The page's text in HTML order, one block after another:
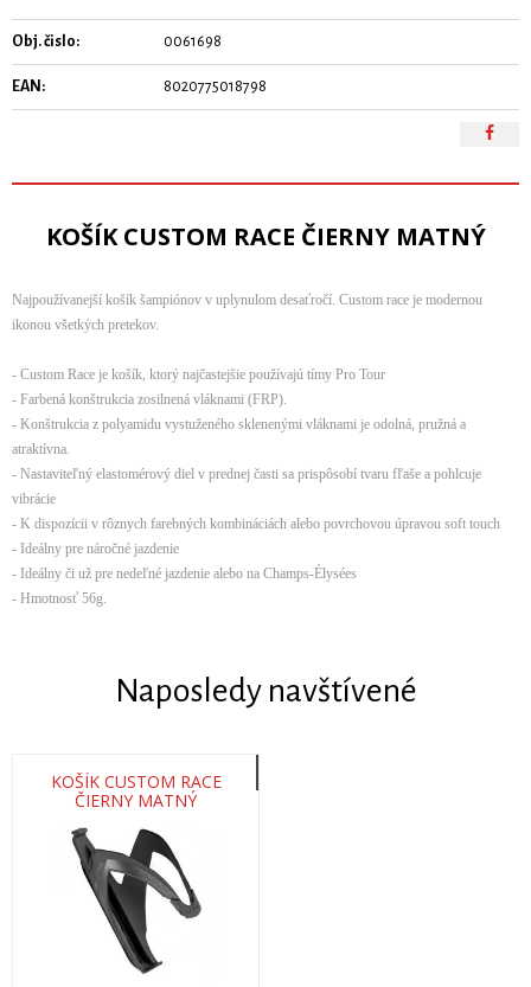
Obj. čislo: 0061698
EAN: 8020775018798
KOŠÍK CUSTOM RACE ČIERNY MATNÝ
Najpoužívanejší košík šampiónov v uplynulom desaťročí. Custom race je modernou
ikonou všetkých pretekov.
- Custom Race je košík, ktorý najčastejšie používajú tímy Pro Tour
- Farbená konštrukcia zosilnená vláknami (FRP).
- Konštrukcia z polyamidu vystuženého sklenenými vláknami je odolná, pružná a
atraktívna.
- Nastaviteľný elastomérový diel v prednej časti sa prispôsobí tvaru fľaše a pohlcuje
vibrácie
- K dispozícii v rôznych farebných kombináciách alebo povrchovou úpravou soft touch
- Ideálny pre náročné jazdenie
- Ideálny či už pre nedeľné jazdenie alebo na Champs-Élysées
- Hmotnosť 56g.
Naposledy navštívené
KOŠÍK CUSTOM RACE
ČIERNY MATNÝ